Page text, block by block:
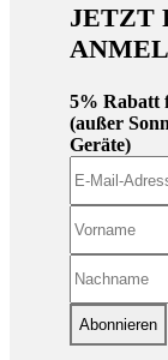
JETZT
5% Rabatt
(außer
Geräte)
Abonnieren